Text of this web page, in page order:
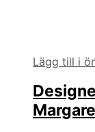
Lägg till i